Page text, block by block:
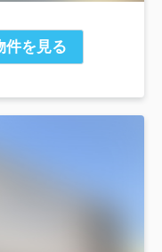
件を見る